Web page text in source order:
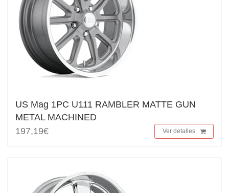
US Mag 1PC U111 RAMBLER MATTE GUN
METAL MACHINED
197,19€
Ver detalles